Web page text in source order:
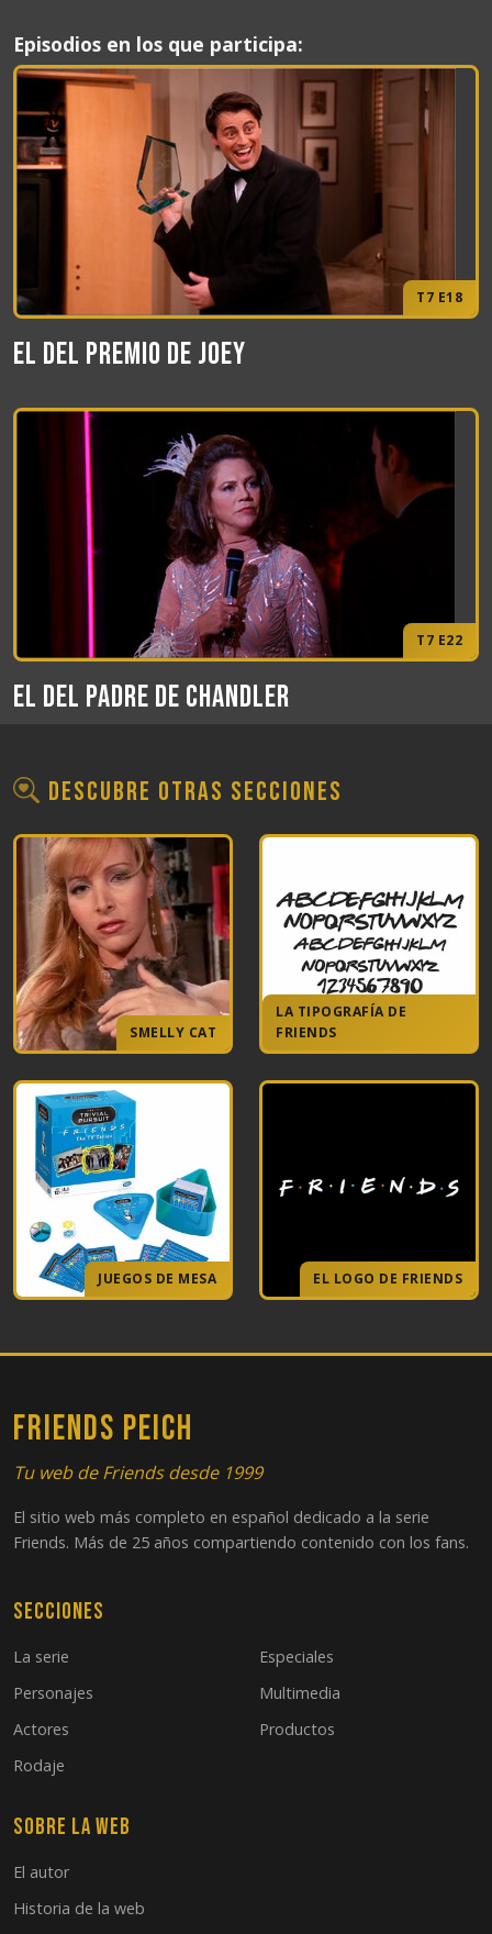
Episodios en los que participa:
T7 E18
El del premio de Joey
T7 E22
El del padre de Chandler
Descubre otras secciones
SMELLY CAT
LA TIPOGRAFÍA DE
FRIENDS
JUEGOS DE MESA EL LOGO DE FRIENDS
FRIENDS PEICH
Tu web de Friends desde 1999
El sitio web más completo en español dedicado a la serie
Friends. Más de 25 años compartiendo contenido con los fans.
Secciones
La serie
Personajes
Actores
Rodaje
Especiales
Multimedia
Productos
Sobre la web
El autor
Historia de la web